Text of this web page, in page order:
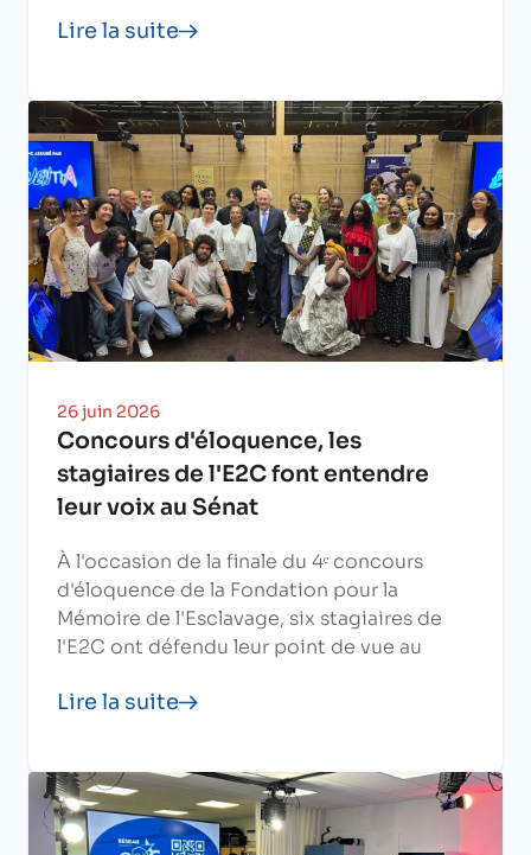
Lire la suite
26 juin 2026
Concours d'éloquence, les
stagiaires de l'E2C font entendre
leur voix au Sénat
À l'occasion de la finale du 4ᵉ concours
d'éloquence de la Fondation pour la
Mémoire de l'Esclavage, six stagiaires de
l'E2C ont défendu leur point de vue au
Lire la suite